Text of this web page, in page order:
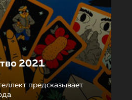
2021
предсказывает